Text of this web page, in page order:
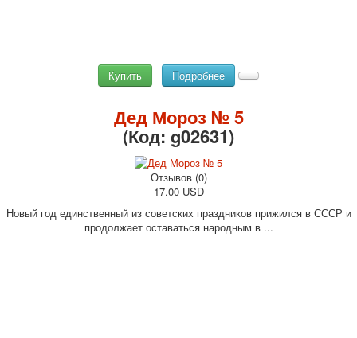
Купить Подробнее
Дед Мороз № 5
(Код: g02631)
Отзывов (0)
17.00 USD
Новый год единственный из советских праздников прижился в СССР и
продолжает оставаться народным в ...